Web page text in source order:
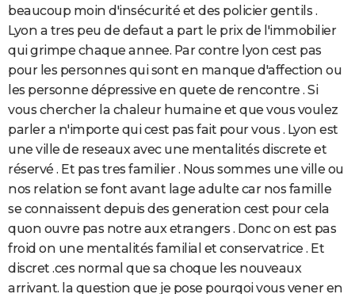
beaucoup moin d'insécurité et des policier gentils .
Lyon a tres peu de defaut a part le prix de l'immobilier
qui grimpe chaque annee. Par contre lyon cest pas
pour les personnes qui sont en manque d'affection ou
les personne dépressive en quete de rencontre . Si
vous chercher la chaleur humaine et que vous voulez
parler a n'importe qui cest pas fait pour vous . Lyon est
une ville de reseaux avec une mentalités discrete et
réservé . Et pas tres familier . Nous sommes une ville ou
nos relation se font avant lage adulte car nos famille
se connaissent depuis des generation cest pour cela
quon ouvre pas notre aux etrangers . Donc on est pas
froid on une mentalités familial et conservatrice . Et
discret .ces normal que sa choque les nouveaux
arrivant. la question que je pose pourqoi vous vener en